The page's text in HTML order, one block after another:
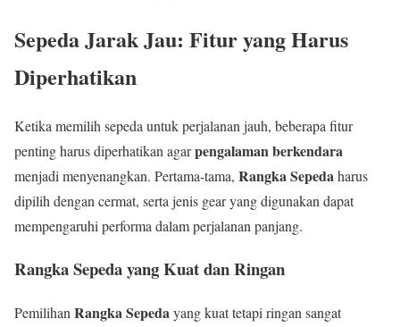
Sepeda Jarak Jau: Fitur yang Harus
Diperhatikan
Ketika memilih sepeda untuk perjalanan jauh, beberapa fitur
penting harus diperhatikan agarpengalaman berkendara
menjadi menyenangkan. Pertama-tama, Rangka Sepedaharus
dipilih dengan cermat, serta jenis gear yang digunakan dapat
mempengaruhi performa dalam perjalanan panjang.
Rangka Sepeda yang Kuat dan Ringan
Pemilihan Rangka Sepedayang kuat tetapi ringan sangat